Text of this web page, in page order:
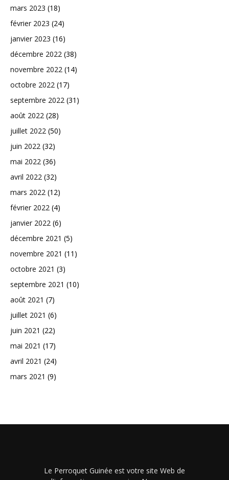
mars 2023 (18)
février 2023 (24)
janvier 2023 (16)
décembre 2022 (38)
novembre 2022 (14)
octobre 2022 (17)
septembre 2022 (31)
août 2022 (28)
juillet 2022 (50)
juin 2022 (32)
mai 2022 (36)
avril 2022 (32)
mars 2022 (12)
février 2022 (4)
janvier 2022 (6)
décembre 2021 (5)
novembre 2021 (11)
octobre 2021 (3)
septembre 2021 (10)
août 2021 (7)
juillet 2021 (6)
juin 2021 (22)
mai 2021 (17)
avril 2021 (24)
mars 2021 (9)
Le Perroquet Guinée est votre site Web de